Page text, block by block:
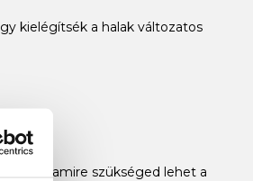
kielégítsék a halak változatos
amire szükséged lehet a